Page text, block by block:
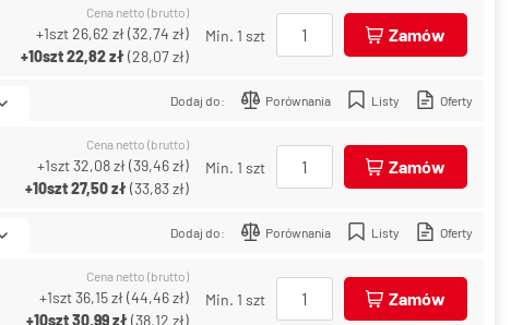
Cena netto (brutto)
+1szt26,62 zł(32,74 zł)
+10szt22,82 zł(28,07 zł)
Min. 1 szt Zamów
Dodaj do: Porównania Listy Oferty
Cena netto (brutto)
+1szt32,08 zł(39,46 zł)
+10szt27,50 zł(33,83 zł)
Min. 1 szt Zamów
Dodaj do: Porównania Listy Oferty
Cena netto (brutto)
+1szt36,15 zł(44,46 zł)
+10szt30,99 zł(38,12 zł)
Min. 1 szt Zamów